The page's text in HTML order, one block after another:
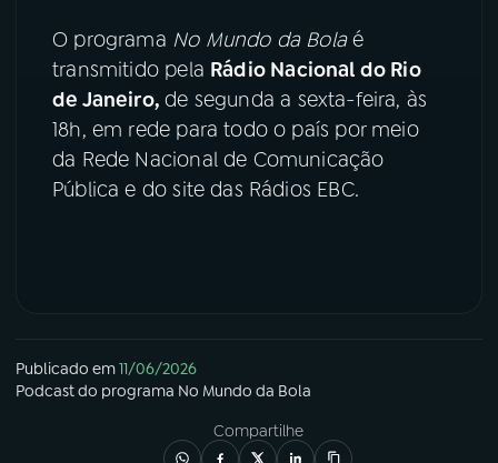
O programa No Mundo da Bolaé
transmitido pela Rádio Nacional do Rio
de Janeiro,de segunda a sexta-feira, às
18h, em rede para todo o país por meio
da Rede Nacional de Comunicação
Pública e do site das Rádios EBC.
Publicado em11/06/2026
Podcastdo programa No Mundo da Bola
Compartilhe